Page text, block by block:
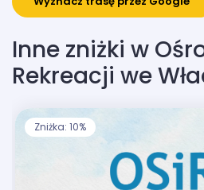
Inne zniżki w
Rekreacji we
Zniżka: 10%